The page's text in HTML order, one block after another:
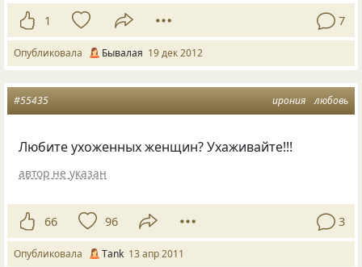
1 7
Опубликовала Бывалая 19 дек 2012
ирония любовь
#55435
Любите ухоженных женщин? Ухаживайте!!!
автор не указан
66 96 3
Опубликовала Tаnk 13 апр 2011